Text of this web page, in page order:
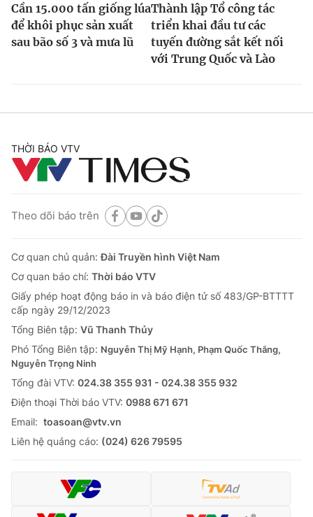
Cần 15.000 tấn giống lúa
để khôi phục sản xuất
sau bão số 3 và mưa lũ
Thành lập Tổ công tác
triển khai đầu tư các
tuyến đường sắt kết nối
với Trung Quốc và Lào
THỜI BÁO VTV
Theo dõi báo trên
Cơ quan chủ quản:Đài Truyền hình Việt Nam
Cơ quan báo chí: Thời báo VTV
Giấy phép hoạt động báo in và báo điện tử số 483/GP-BTTTT
cấp ngày 29/12/2023
Tổng Biên tập: Vũ Thanh Thủy
Phó Tổng Biên tập: Nguyễn Thị Mỹ Hạnh, Phạm Quốc Thắng,
Nguyễn Trọng Ninh
Tổng đài VTV: 024.38 355 931 - 024.38 355 932
Ðiện thoại Thời báo VTV: 0988 671 671
Email: toasoan@vtv.vn
Liên hệ quảng cáo: (024) 626 79595